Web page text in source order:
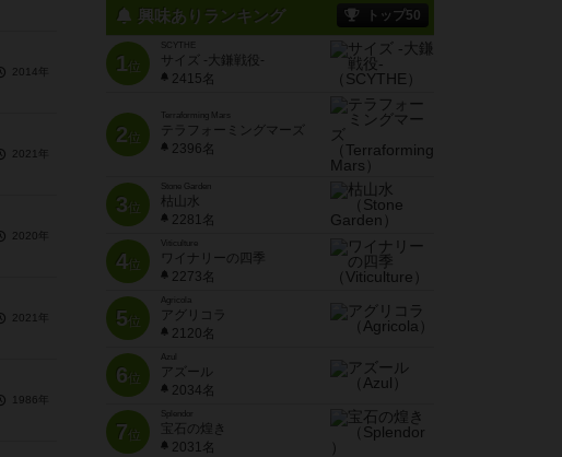
2014年
2021年
2020年
2021年
1986年
興味ありランキング トップ50
1位
SCYTHE
サイズ -大鎌戦役-
2415名
2位
Terraforming Mars
テラフォーミングマーズ
2396名
3位
Stone Garden
枯山水
2281名
4位
Viticulture
ワイナリーの四季
2273名
5位
Agricola
アグリコラ
2120名
6位
Azul
アズール
2034名
7位
宝石の煌き
2031名